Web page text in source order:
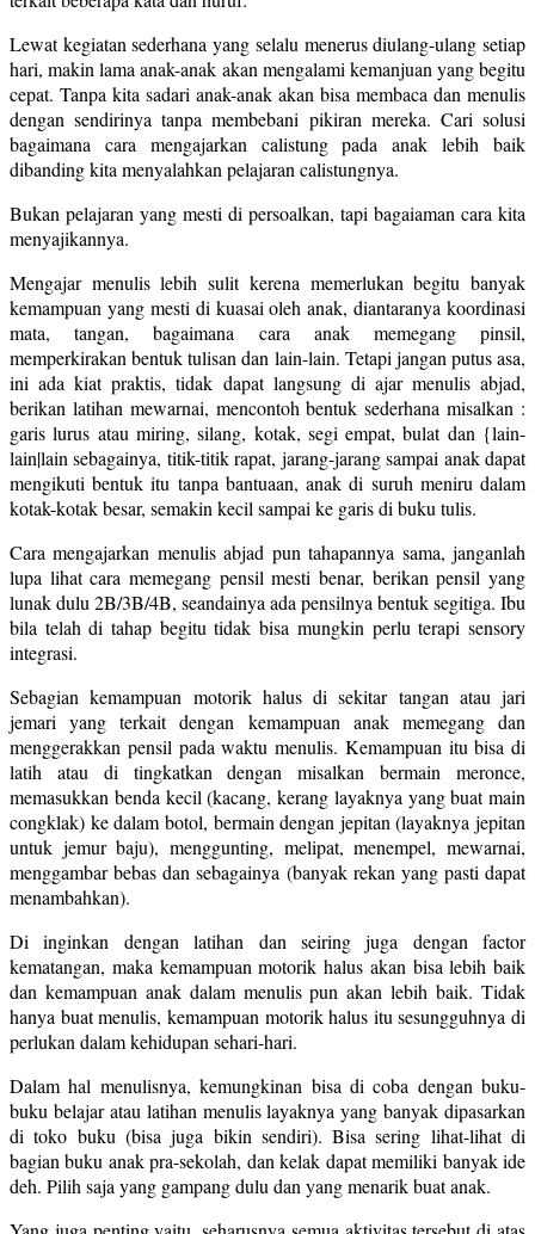
Lewat kegiatan sederhana yang selalu menerus diulang-ulang setiap
hari, makin lama anak-anak akan mengalami kemanjuan yang begitu
cepat. Tanpa kita sadari anak-anak akan bisa membaca dan menulis
dengan sendirinya tanpa membebani pikiran mereka. Cari solusi
bagaimana cara mengajarkan calistung pada anak lebih baik
dibanding kita menyalahkan pelajaran calistungnya.
Bukan pelajaran yang mesti di persoalkan, tapi bagaiaman cara kita
menyajikannya.
Mengajar menulis lebih sulit kerena memerlukan begitu banyak
kemampuan yang mesti di kuasai oleh anak, diantaranya koordinasi
mata, tangan, bagaimana cara anak memegang pinsil,
memperkirakan bentuk tulisan dan lain-lain. Tetapi jangan putus asa,
ini ada kiat praktis, tidak dapat langsung di ajar menulis abjad,
berikan latihan mewarnai, mencontoh bentuk sederhana misalkan :
garis lurus atau miring, silang, kotak, segi empat, bulat dan {lain-
lain|lain sebagainya, titik-titik rapat, jarang-jarang sampai anak dapat
mengikuti bentuk itu tanpa bantuaan, anak di suruh meniru dalam
kotak-kotak besar, semakin kecil sampai ke garis di buku tulis.
Cara mengajarkan menulis abjad pun tahapannya sama, janganlah
lupa lihat cara memegang pensil mesti benar, berikan pensil yang
lunak dulu 2B/3B/4B, seandainya ada pensilnya bentuk segitiga. Ibu
bila telah di tahap begitu tidak bisa mungkin perlu terapi sensory
integrasi.
Sebagian kemampuan motorik halus di sekitar tangan atau jari
jemari yang terkait dengan kemampuan anak memegang dan
menggerakkan pensil pada waktu menulis. Kemampuan itu bisa di
latih atau di tingkatkan dengan misalkan bermain meronce,
memasukkan benda kecil (kacang, kerang layaknya yang buat main
congklak) ke dalam botol, bermain dengan jepitan (layaknya jepitan
untuk jemur baju), menggunting, melipat, menempel, mewarnai,
menggambar bebas dan sebagainya (banyak rekan yang pasti dapat
menambahkan).
Di inginkan dengan latihan dan seiring juga dengan factor
kematangan, maka kemampuan motorik halus akan bisa lebih baik
dan kemampuan anak dalam menulis pun akan lebih baik. Tidak
hanya buat menulis, kemampuan motorik halus itu sesungguhnya di
perlukan dalam kehidupan sehari-hari.
Dalam hal menulisnya, kemungkinan bisa di coba dengan buku-
buku belajar atau latihan menulis layaknya yang banyak dipasarkan
di toko buku (bisa juga bikin sendiri). Bisa sering lihat-lihat di
bagian buku anak pra-sekolah, dan kelak dapat memiliki banyak ide
deh. Pilih saja yang gampang dulu dan yang menarik buat anak.